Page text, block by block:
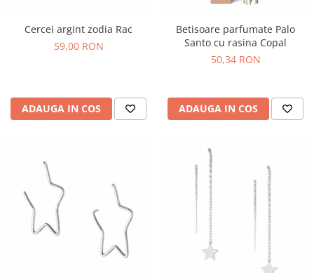
Cercei argint zodia Rac
59,00 RON
ADAUGA IN COS
Betisoare parfumate Palo
Santo cu rasina Copal
50,34 RON
ADAUGA IN COS